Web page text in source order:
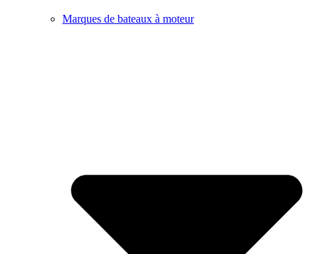
Marques de bateaux à moteur